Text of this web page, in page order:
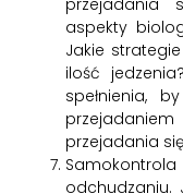
aspekty
Jakie
ilość
spełnienia,
przejadania